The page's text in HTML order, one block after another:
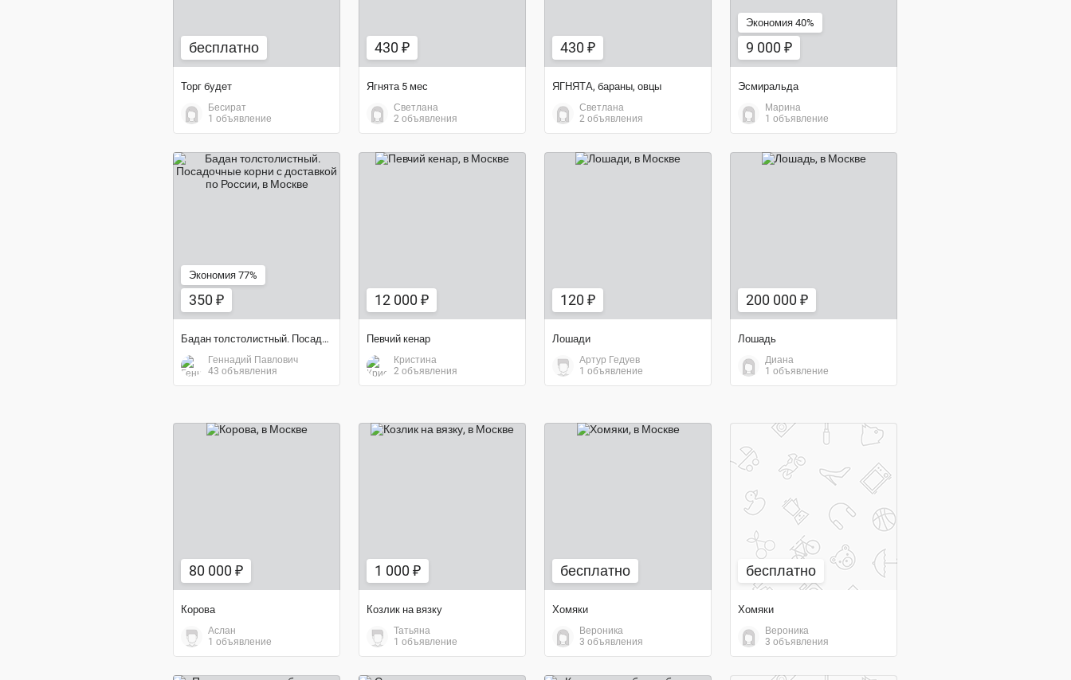
бесплатно
Торг будет
Бесират
1 объявление
430 ₽
Ягнята 5 мес
Светлана
2 объявления
430 ₽
ЯГНЯТА, бараны, овцы
Светлана
2 объявления
Экономия 40%
9 000 ₽
Эсмиральда
Марина
1 объявление
Экономия 77%
350 ₽
Бадан толстолистный. Посадочные корни с доставкой по России
Геннадий Павлович
43 объявления
12 000 ₽
Певчий кенар
Кристина
2 объявления
120 ₽
Лошади
Артур Гедуев
1 объявление
200 000 ₽
Лошадь
Диана
1 объявление
80 000 ₽
Корова
Аслан
1 объявление
1 000 ₽
Козлик на вязку
Татьяна
1 объявление
бесплатно
Хомяки
Вероника
3 объявления
бесплатно
Хомяки
Вероника
3 объявления
бесплатно